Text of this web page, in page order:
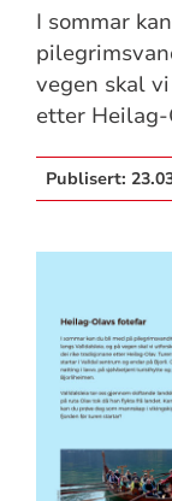
I sommar
vegen skal
etter Heilag-
Publisert: